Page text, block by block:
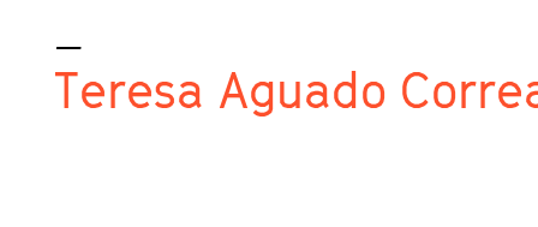
_
Teresa Aguado